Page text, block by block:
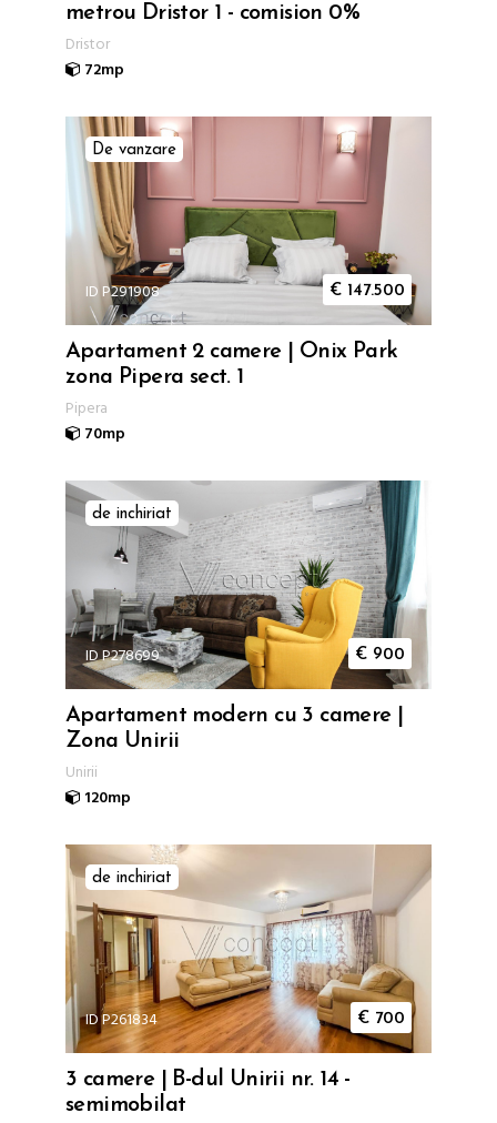
metrou Dristor 1 - comision 0%
Dristor
72mp
De vanzare
ID P291908 € 147.500
Apartament 2 camere | Onix Park
zona Pipera sect. 1
Pipera
70mp
de inchiriat
ID P278699 € 900
Apartament modern cu 3 camere |
Zona Unirii
Unirii
120mp
de inchiriat
ID P261834 € 700
3 camere | B-dul Unirii nr. 14 -
semimobilat